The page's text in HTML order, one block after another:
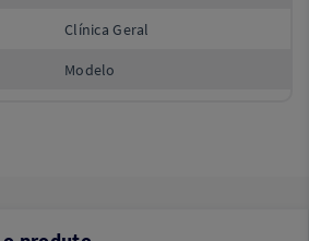
Clínica Geral
Modelo